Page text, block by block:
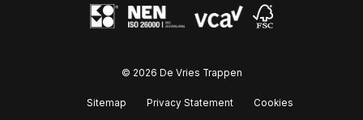
© 2026 De Vries Trappen
Sitemap Privacy Statement Cookies